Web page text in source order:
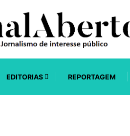
EDITORIAS REPORTAGEM